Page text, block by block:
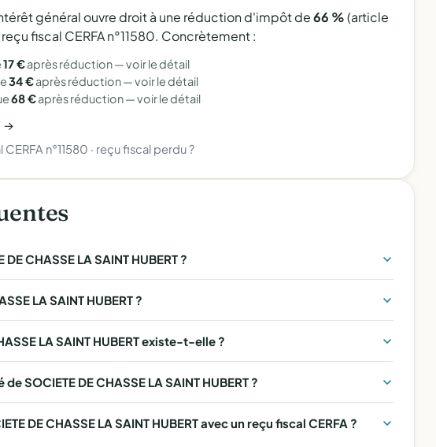
général ouvre droit à une réduction d'impôt de66 %(article
fiscal CERFA n°11580. Concrètement :
17 €après réduction —voir le détail
34 €après réduction —voir le détail
68 €après réduction —voir le détail
→
n°11580 · reçu fiscal perdu ?
CHASSE LA SAINT HUBERT ?
LA SAINT HUBERT ?
LA SAINT HUBERT existe-t-elle ?
SOCIETE DE CHASSE LA SAINT HUBERT ?
DE CHASSE LA SAINT HUBERT avec un reçu fiscal CERFA ?